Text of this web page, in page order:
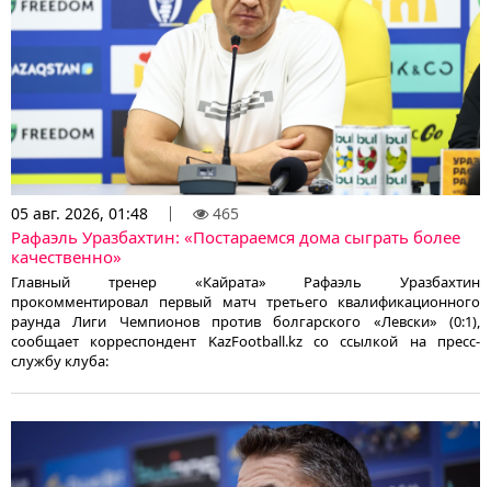
05 авг. 2026, 01:48 465
Рафаэль Уразбахтин: «Постараемся дома сыграть более
качественно»
Главный тренер «Кайрата» Рафаэль Уразбахтин
прокомментировал первый матч третьего квалификационного
раунда Лиги Чемпионов против болгарского «Левски» (0:1),
сообщает корреспондент KazFootball.kz со ссылкой на пресс-
службу клуба: